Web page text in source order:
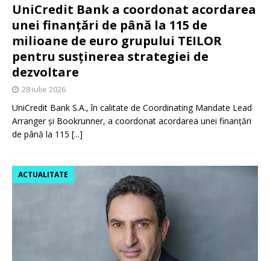
UniCredit Bank a coordonat acordarea
unei finanțări de până la 115 de
milioane de euro grupului TEILOR
pentru susținerea strategiei de
dezvoltare
28 iulie 2026
UniCredit Bank S.A., în calitate de Coordinating Mandate Lead
Arranger și Bookrunner, a coordonat acordarea unei finanțări
de până la 115 [...]
ACTUALITATE